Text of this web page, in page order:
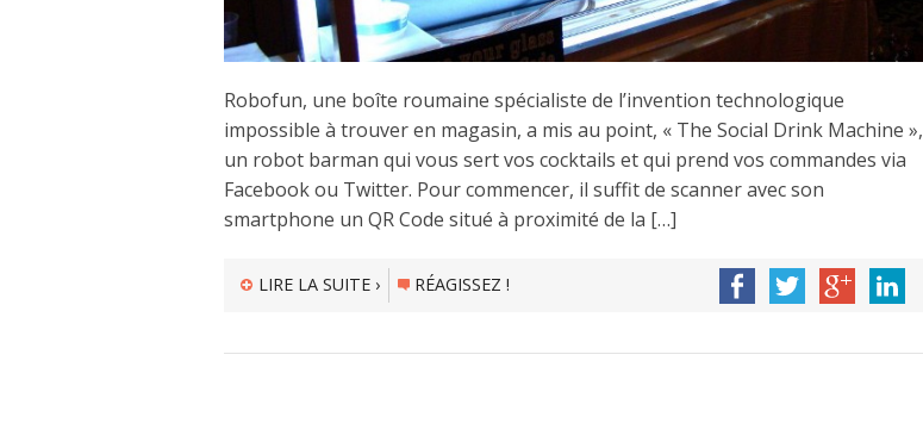
Robofun, une boîte roumaine spécialiste de l’invention technologique
impossible à trouver en magasin, a mis au point, « The Social Drink Machine »,
un robot barman qui vous sert vos cocktails et qui prend vos commandes via
Facebook ou Twitter. Pour commencer, il suffit de scanner avec son
smartphone un QR Code situé à proximité de la […]
LIRE LA SUITE › RÉAGISSEZ !